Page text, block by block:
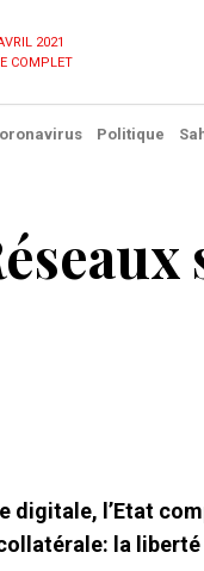
2021
COMPLET
Politique
digitale, l’Etat
la liberté